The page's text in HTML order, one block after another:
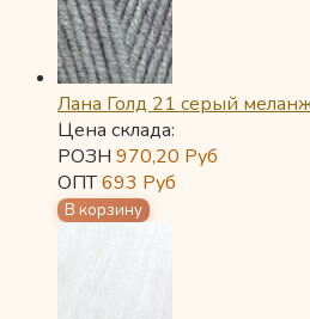
Лана Голд 21 серый
Цена склада:
РОЗН 970,20 Руб
ОПТ693 Руб